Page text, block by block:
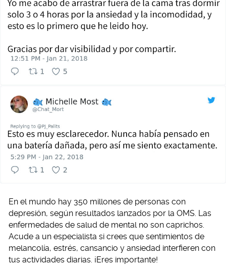
En el mundo hay 350 millones de personas con
depresión, según resultados lanzados por la OMS. Las
enfermedades de salud de mental no son caprichos.
Acude a un especialista si crees que sentimientos de
melancolía, estrés, cansancio y ansiedad interfieren con
tus actividades diarias. ¡Eres importante!